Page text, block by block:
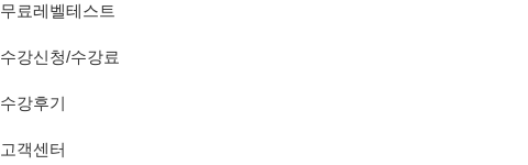
무료레벨테스트
수강신청/수강료
수강후기
고객센터